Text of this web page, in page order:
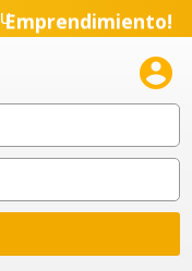
Emprendimiento!
